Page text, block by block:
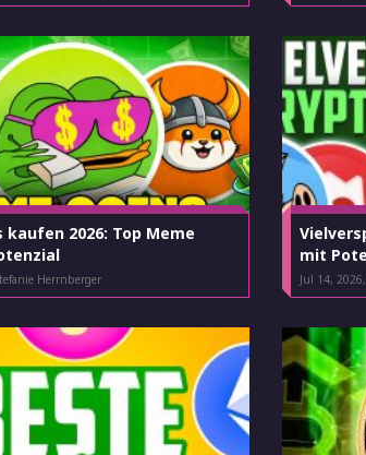
kaufen 2026: Top Meme
Herrnberger
mit
Jul 14, 2026